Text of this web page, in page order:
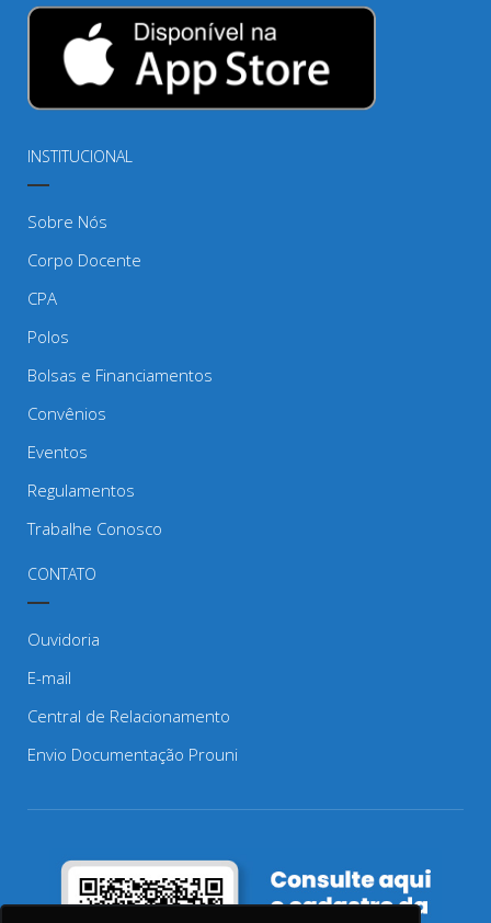
INSTITUCIONAL
Sobre Nós
Corpo Docente
CPA
Polos
Bolsas e Financiamentos
Convênios
Eventos
Regulamentos
Trabalhe Conosco
CONTATO
Ouvidoria
E-mail
Central de Relacionamento
Envio Documentação Prouni